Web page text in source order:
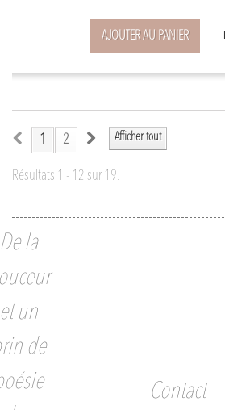
AJOUTER AU PANIER
Afficher tout
1 2
Résultats 1 - 12 sur 19.
la
un
de
Contact